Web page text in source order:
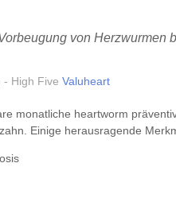
von Herzwurmen
- High Five Valuheart
monatliche heartworm
Einige herausragende